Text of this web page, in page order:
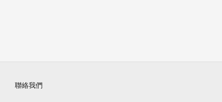
聯絡我們